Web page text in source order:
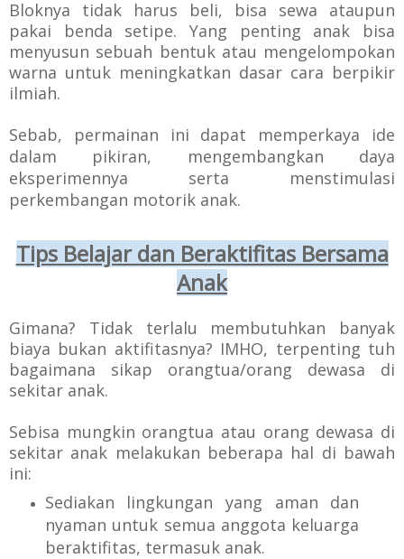
Bloknya tidak harus beli, bisa sewa ataupun
pakai benda setipe. Yang penting anak bisa
menyusun sebuah bentuk atau mengelompokan
warna untuk meningkatkan dasar cara berpikir
ilmiah.
Sebab, permainan ini dapat memperkaya ide
dalam pikiran, mengembangkan daya
eksperimennya serta menstimulasi
perkembangan motorik anak.
Tips Belajar dan Beraktifitas Bersama
Anak
Gimana? Tidak terlalu membutuhkan banyak
biaya bukan aktifitasnya? IMHO, terpenting tuh
bagaimana sikap orangtua/orang dewasa di
sekitar anak.
Sebisa mungkin orangtua atau orang dewasa di
sekitar anak melakukan beberapa hal di bawah
ini:
Sediakan lingkungan yang aman dan
nyaman untuk semua anggota keluarga
beraktifitas, termasuk anak.